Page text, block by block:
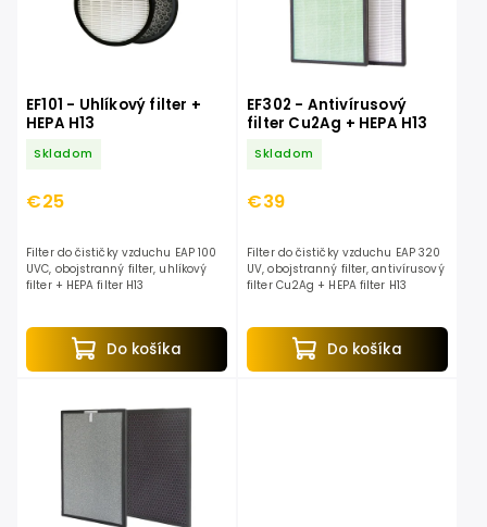
EF101 - Uhlíkový filter +
HEPA H13
Skladom
€25
Do košíka
Filter do čističky vzduchu EAP 100
UVC, obojstranný filter, uhlíkový
filter + HEPA filter H13
EF302 - Antivírusový
filter Cu2Ag + HEPA H13
Skladom
€39
Do košíka
Filter do čističky vzduchu EAP 320
UV, obojstranný filter, antivírusový
filter Cu2Ag + HEPA filter H13